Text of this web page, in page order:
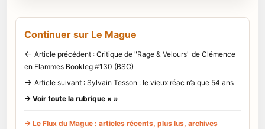
Continuer sur Le Mague
← Article précédent : Critique de "Rage & Velours" de Clémence
en Flammes Bookleg #130 (BSC)
→ Article suivant : Sylvain Tesson : le vieux réac n’a que 54 ans
→ Voir toute la rubrique « »
→ Le Flux du Mague : articles récents, plus lus, archives